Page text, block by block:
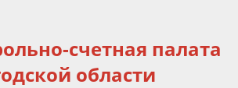
счетная палата
области